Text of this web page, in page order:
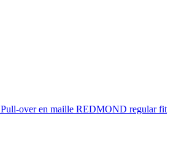
Pull-over en maille REDMOND regular fit